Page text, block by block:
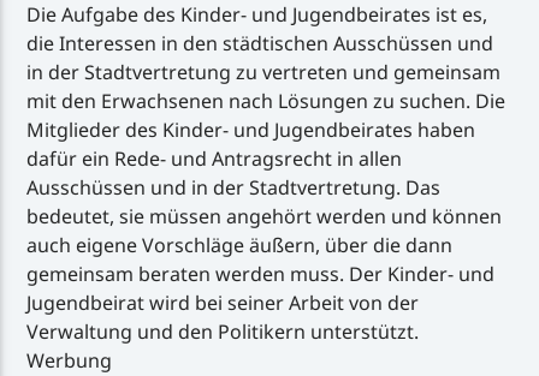
Die Aufgabe des Kinder- und Jugendbeirates ist es,
die Interessen in den städtischen Ausschüssen und
in der Stadtvertretung zu vertreten und gemeinsam
mit den Erwachsenen nach Lösungen zu suchen. Die
Mitglieder des Kinder- und Jugend­beirates haben
dafür ein Rede- und Antragsrecht in allen
Ausschüssen und in der Stadtvertretung. Das
bedeutet, sie müssen angehört werden und können
auch eigene Vorschläge äußern, über die dann
gemeinsam beraten werden muss. Der Kinder- und
Jugendbeirat wird bei seiner Arbeit von der
Verwaltung und den Politikern unterstützt.
Werbung